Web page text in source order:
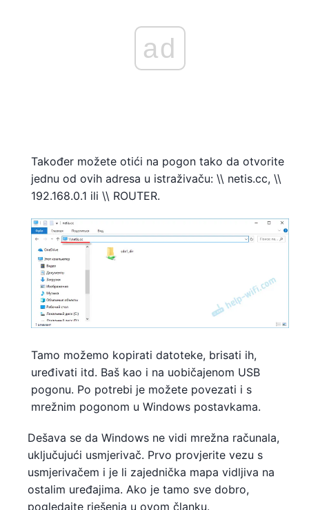
ad
Također možete otići na pogon tako da otvorite
jednu od ovih adresa u istraživaču: \\ netis.cc, \\
192.168.0.1 ili \\ ROUTER.
Tamo možemo kopirati datoteke, brisati ih,
uređivati ​​itd. Baš kao i na uobičajenom USB
pogonu. Po potrebi je možete povezati i s
mrežnim pogonom u Windows postavkama.
Dešava se da Windows ne vidi mrežna računala,
uključujući usmjerivač. Prvo provjerite vezu s
usmjerivačem i je li zajednička mapa vidljiva na
ostalim uređajima. Ako je tamo sve dobro,
pogledajte rješenja u ovom članku.